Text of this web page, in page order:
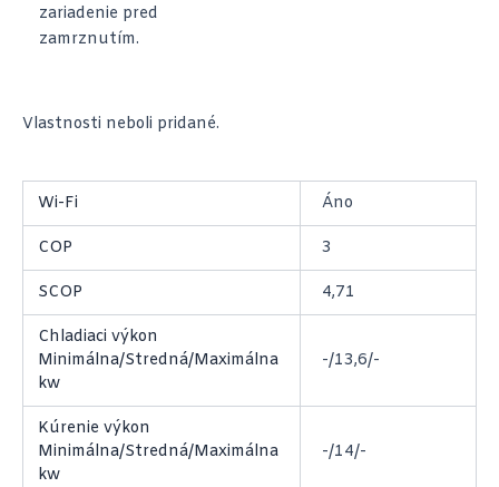
zariadenie pred
zamrznutím.
Vlastnosti neboli pridané.
Wi-Fi Áno
COP 3
SCOP 4,71
Chladiaci výkon
Minimálna/Stredná/Maximálna
kw
-/13,6/-
Kúrenie výkon
Minimálna/Stredná/Maximálna
kw
-/14/-